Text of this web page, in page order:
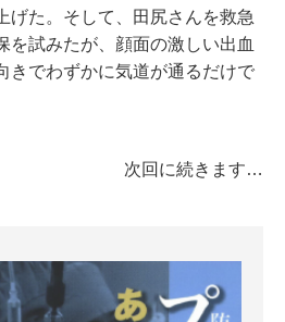
げた。そして、田尻さんを救急
を試みたが、顔面の激しい出血
きでわずかに気道が通るだけで
次回に続きます…